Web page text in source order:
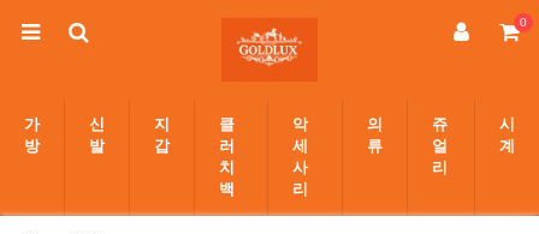
0
가
방
신
발
지
갑
클
러
치
백
악
세
사
리
의
류
쥬
얼
리
시
계